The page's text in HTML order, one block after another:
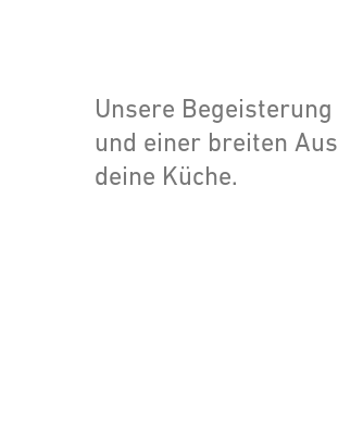
Unsere
und einer breiten
deine Küche.